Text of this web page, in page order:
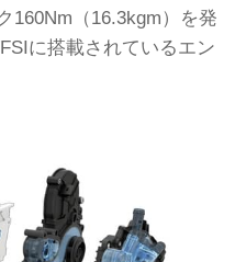
160Nm（16.3kgm）を発
に搭載されているエン